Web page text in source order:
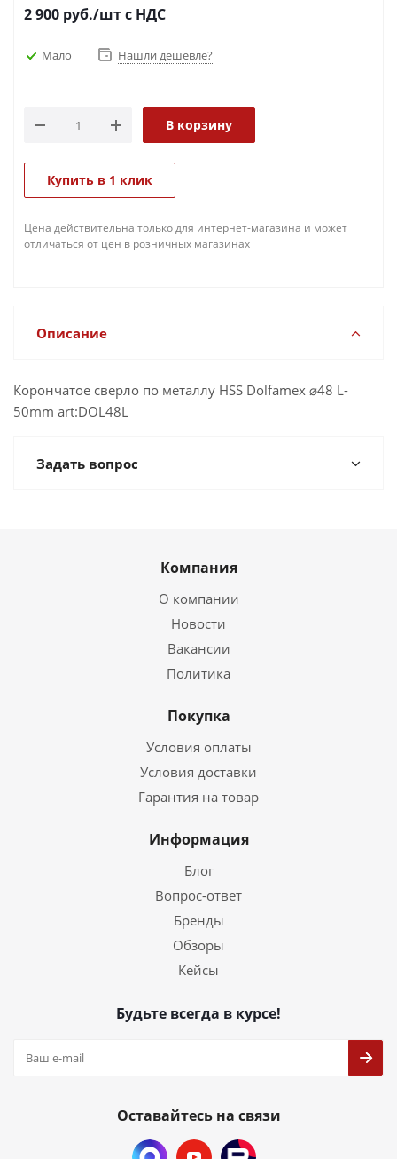
2 900 руб./штс НДС
Мало Нашли дешевле?
В корзину
Купить в 1 клик
Цена действительна только для интернет-магазина и может
отличаться от цен в розничных магазинах
Описание
Корончатое сверло по металлу HSS Dolfamex ⌀48 L-
50mm art:DOL48L
Задать вопрос
Компания
О компании
Новости
Вакансии
Политика
Покупка
Условия оплаты
Условия доставки
Гарантия на товар
Информация
Блог
Вопрос-ответ
Бренды
Обзоры
Кейсы
Будьте всегда в курсе!
Оставайтесь на связи